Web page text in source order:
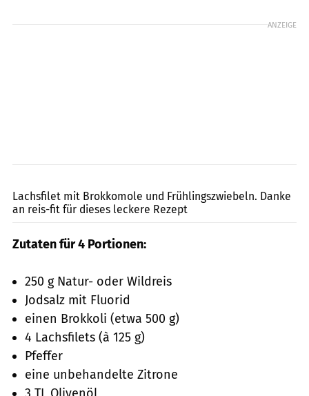
ANZEIGE
Lachsfilet mit Brokkomole und Frühlingszwiebeln. Danke
an reis-fit für dieses leckere Rezept
Zutaten für 4 Portionen:
250 g Natur- oder Wildreis
Jodsalz mit Fluorid
einen Brokkoli (etwa 500 g)
4 Lachsfilets (à 125 g)
Pfeffer
eine unbehandelte Zitrone